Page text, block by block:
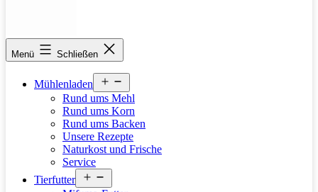
stettfelder-
muehle.de
Menü Schließen
Mühlenladen
öffnen
Rund ums Mehl
Rund ums Korn
Rund ums Backen
Unsere Rezepte
Naturkost und Frische
Service
Tierfutter
öffnen